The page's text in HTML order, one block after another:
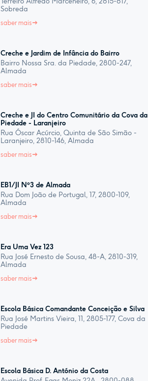
Sobreda
saber mais
Creche e Jardim de Infância do Bairro
Bairro Nossa Sra. da Piedade, 2800-247,
Almada
saber mais
Creche e JI do Centro Comunitário da Cova da
Piedade - Laranjeiro
Rua Óscar Acúrcio, Quinta de São Simão -
Laranjeiro, 2810-146, Almada
saber mais
EB1/JI Nº3 de Almada
Rua Dom João de Portugal, 17, 2800-109,
Almada
saber mais
Era Uma Vez 123
Rua José Ernesto de Sousa, 48-A, 2810-319,
Almada
saber mais
Escola Básica Comandante Conceição e Silva
Rua José Martins Vieira, 11, 2805-177, Cova da
Piedade
saber mais
Escola Básica D. António da Costa